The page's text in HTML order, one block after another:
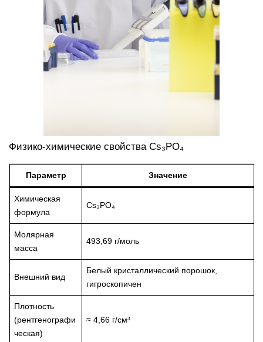
Физико-химические свойства Cs₃PO₄
Параметр Значение
Химическая
формула
Cs₃PO₄
Молярная
масса
493,69 г/моль
Внешний вид
Белый кристаллический порошок,
гигроскопичен
Плотность
(рентгенографи
ческая)
≈ 4,66 г/см³